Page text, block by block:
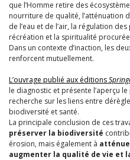
que l’Homme retire des
nourriture de qualité, l’atténuation
de l’eau et de l’air, la régulation
récréation et la spiritualité
Dans un contexte d’inaction, les
renforcent mutuellement.
L’ouvrage publié aux éditions
le diagnostic et présente l’aperçu
recherche sur les liens entre
biodiversité et santé.
La principale conclusion de ces
préserver la biodiversité
érosion, mais également à
augmenter la qualité de vie et